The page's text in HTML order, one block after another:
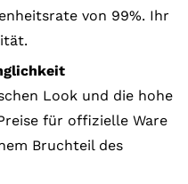
von 99%. Ihr
Look und die hohe
für offizielle Ware
Bruchteil des